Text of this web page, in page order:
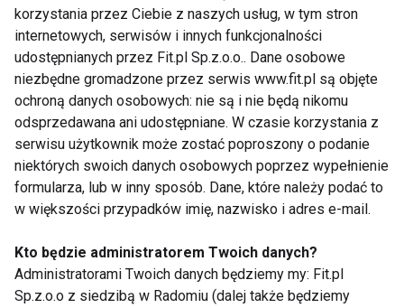
znaleźć się w
jesiennym menu?
Jesienna dieta
wspierająca
odporność – jakie
produkty włączyć do
Jesienne superfoods –
naturalne wsparcie
dla odporności
Pokaż więcej
korzystania przez Ciebie z naszych usług, w tym stron
internetowych, serwisów i innych funkcjonalności
udostępnianych przez Fit.pl Sp.z.o.o.. Dane osobowe
niezbędne gromadzone przez serwis www.fit.pl są objęte
ochroną danych osobowych: nie są i nie będą nikomu
odsprzedawana ani udostępniane. W czasie korzystania z
serwisu użytkownik może zostać poproszony o podanie
niektórych swoich danych osobowych poprzez wypełnienie
formularza, lub w inny sposób. Dane, które należy podać to
w większości przypadków imię, nazwisko i adres e-mail.
Kto będzie administratorem Twoich danych?
Administratorami Twoich danych będziemy my: Fit.pl
Sp.z.o.o z siedzibą w Radomiu (dalej także będziemy